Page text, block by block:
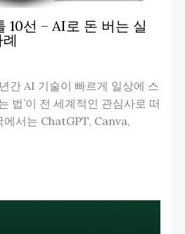
10선 – AI로 돈 버는 실
간 AI 기술이 빠르게 일상에 스
법’이 전 세계적인 관심사로 떠
서는 ChatGPT, Canva,